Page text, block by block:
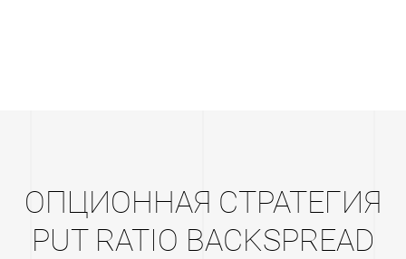
ОПЦИОННАЯ СТРАТЕГИЯ
PUT RATIO BACKSPREAD